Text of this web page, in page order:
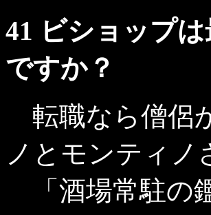
41 ビショップ
ですか？
転職なら僧侶
ノとモンティノ
「酒場常駐の